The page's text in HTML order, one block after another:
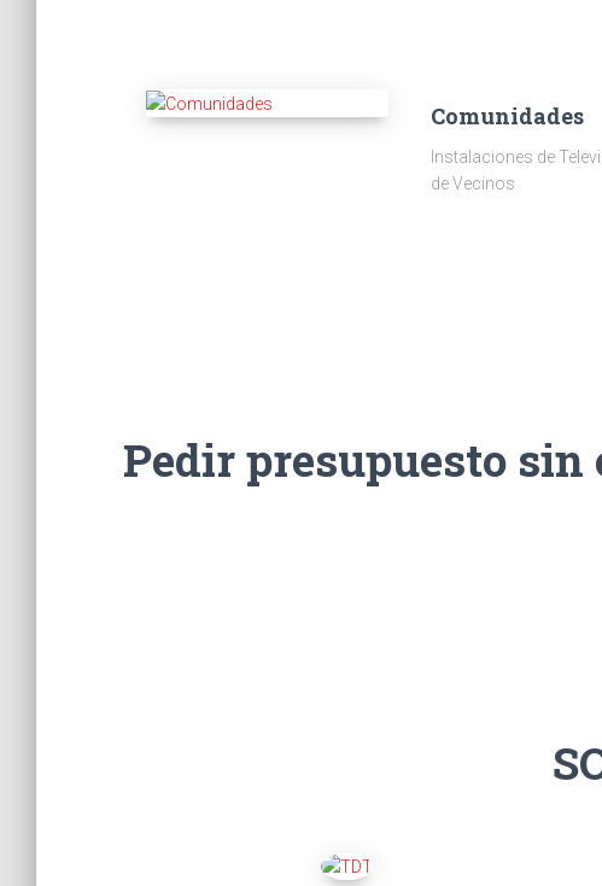
Comunidades
Instalaciones de
de Vecinos
Pedir presupuesto